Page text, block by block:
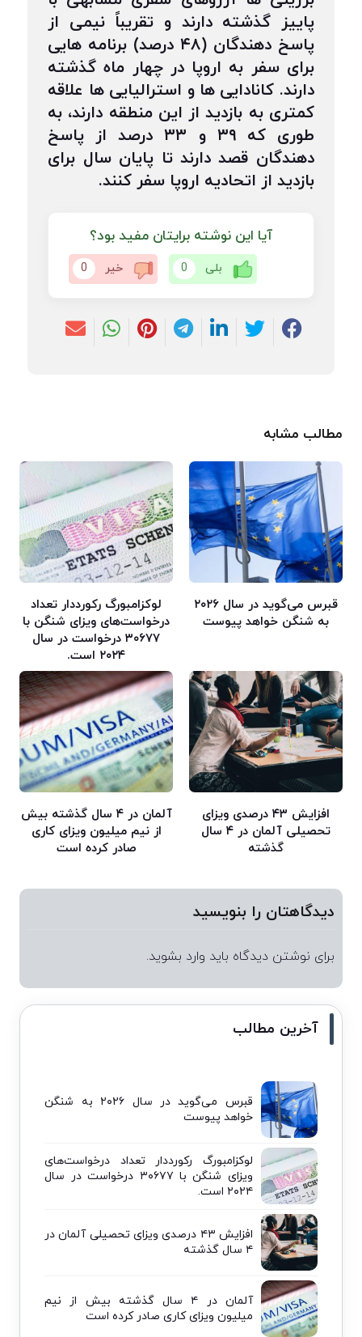
پاییز گذشته دارند و تقریباً نیمی از
پاسخ دهندگان (۴۸ درصد) برنامه هایی
برای سفر به اروپا در چهار ماه گذشته
دارند. کانادایی ها و استرالیایی ها علاقه
کمتری به بازدید از این منطقه دارند، به
طوری که ۳۹ و ۳۳ درصد از پاسخ
دهندگان قصد دارند تا پایان سال برای
بازدید از اتحادیه اروپا سفر کنند.
آیا این نوشته برایتان مفید بود؟
بلی 0 خیر 0
مطالب مشابه
قبرس می‌گوید در سال ۲۰۲۶
به شنگن خواهد پیوست
لوکزامبورگ رکورددار تعداد
درخواست‌های ویزای شنگن با
۳۰۶۷۷ درخواست در سال
۲۰۲۴ است.
افزایش ۴۳ درصدی ویزای
تحصیلی آلمان در ۴ سال
گذشته
آلمان در ۴ سال گذشته بیش
از نیم میلیون ویزای کاری
صادر کرده است
دیدگاهتان را بنویسید
برای نوشتن دیدگاه باید وارد بشوید.
آخرین مطالب
قبرس می‌گوید در سال ۲۰۲۶ به شنگن
خواهد پیوست
لوکزامبورگ رکورددار تعداد درخواست‌های
ویزای شنگن با ۳۰۶۷۷ درخواست در سال
۲۰۲۴ است.
افزایش ۴۳ درصدی ویزای تحصیلی آلمان در
۴ سال گذشته
آلمان در ۴ سال گذشته بیش از نیم
میلیون ویزای کاری صادر کرده است